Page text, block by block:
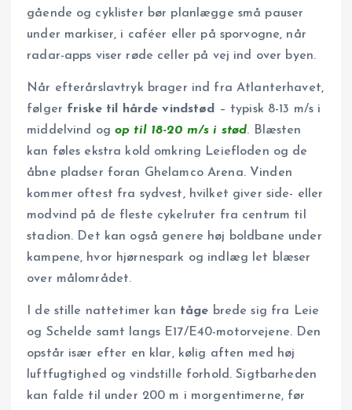
gående og cyklister bør planlægge små pauser
under markiser, i caféer eller på sporvogne, når
radar-apps viser røde celler på vej ind over byen.
Når efterårslavtryk brager ind fra Atlanterhavet,
følger friske til hårde vindstød
– typisk 8-13 m/s i
middelvind ogop til 18-20 m/s i stød. Blæsten
kan føles ekstra kold omkring Leiefloden og de
åbne pladser foran Ghelamco Arena. Vinden
kommer oftest fra sydvest, hvilket giver side- eller
modvind på de fleste cykelruter fra centrum til
stadion. Det kan også genere høj boldbane under
kampene, hvor hjørnespark og indlæg let blæser
over målområdet.
I de stille nattetimer kan tåge brede sig fra Leie
og Schelde samt langs E17/E40-motorvejene. Den
opstår især efter en klar, kølig aften med høj
luftfugtighed og vindstille forhold. Sigtbarheden
kan falde til under 200 m i morgentimerne, før